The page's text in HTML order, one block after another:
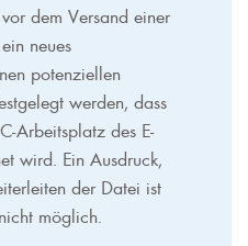
dem Versand einer
neues
potenziellen
werden, dass
Arbeitsplatz des E-
wird. Ein Ausdruck,
der Datei ist
möglich.